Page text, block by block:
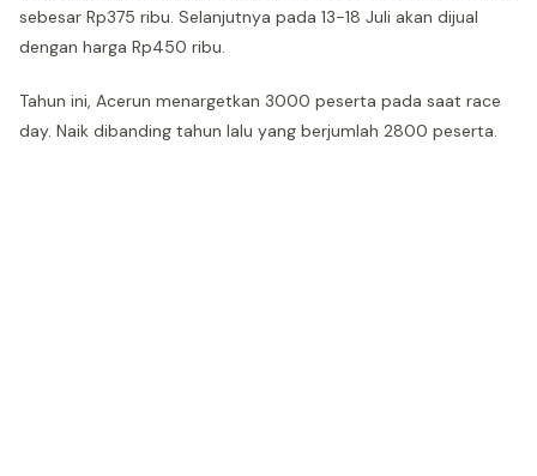
sebesar Rp375 ribu. Selanjutnya pada 13-18 Juli akan dijual
dengan harga Rp450 ribu.
Tahun ini, Acerun menargetkan 3000 peserta pada saat race
day. Naik dibanding tahun lalu yang berjumlah 2800 peserta.